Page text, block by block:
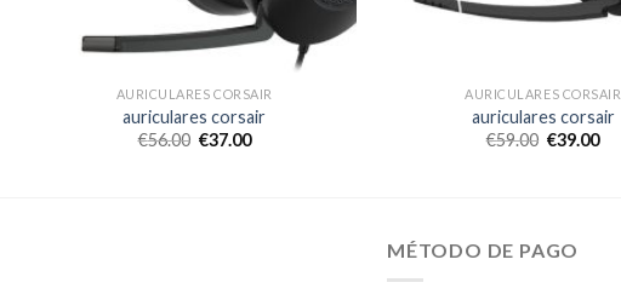
AURICULARES CORSAIR
auriculares corsair
€56.00 €37.00
AURICULARES CORSAIR
auriculares corsair
€59.00 €39.00
MÉTODO DE PAGO